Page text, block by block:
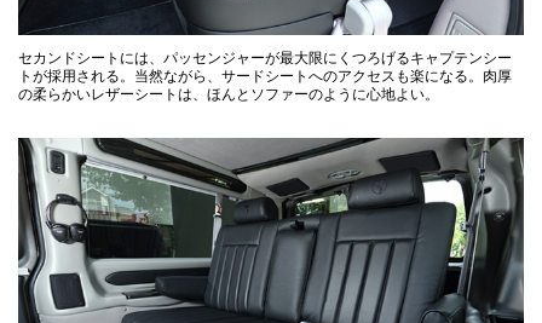
セカンドシートには、パッセンジャーが最大限にくつろげるキャプテンシー
トが採用される。当然ながら、サードシートへのアクセスも楽になる。肉厚
の柔らかいレザーシートは、ほんとソファーのように心地よい。